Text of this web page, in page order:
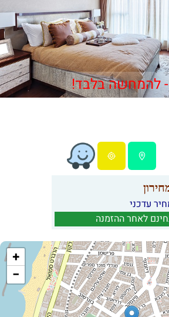
- להמחשה בלבד!
עדכני
לאחר ההזמנה
+
−